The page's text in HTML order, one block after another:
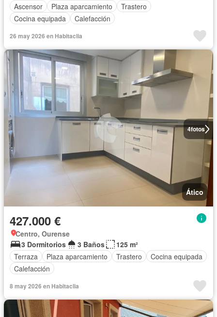
Ascensor
Plaza aparcamiento
Trastero
Cocina equipada
Calefacción
26 may 2026 en Habitaclia
4fotos
Ático
427.000 €
Centro, Ourense
3 Dormitorios
3 Baños
125 m²
Terraza
Plaza aparcamiento Trastero
Cocina equipada
Calefacción
8 may 2026 en Habitaclia